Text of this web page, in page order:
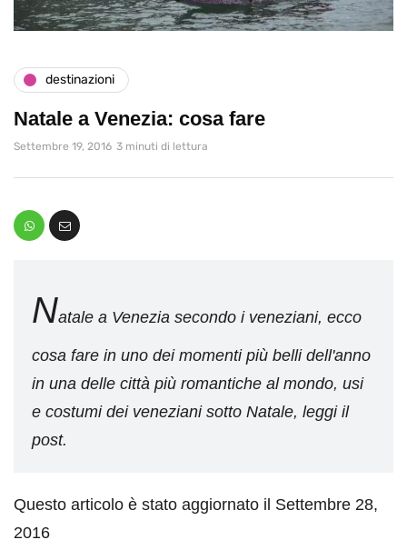
destinazioni
Natale a Venezia: cosa fare
Settembre 19, 2016 3 minuti di lettura
Natale a Venezia secondo i veneziani, ecco
cosa fare in uno dei momenti più belli dell'anno
in una delle città più romantiche al mondo, usi
e costumi dei veneziani sotto Natale, leggi il
post.
Questo articolo è stato aggiornato il Settembre 28,
2016